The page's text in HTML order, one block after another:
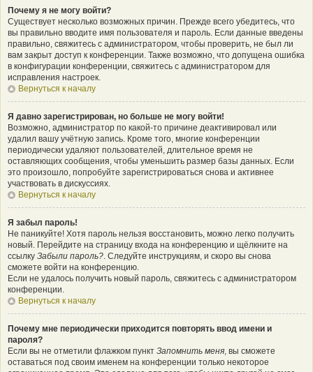
Почему я не могу войти?
Существует несколько возможных причин. Прежде всего убедитесь, что
вы правильно вводите имя пользователя и пароль. Если данные введены
правильно, свяжитесь с администратором, чтобы проверить, не был ли
вам закрыт доступ к конференции. Также возможно, что допущена ошибка
в конфигурации конференции, свяжитесь с администратором для
исправления настроек.
Вернуться к началу
Я давно зарегистрирован, но больше не могу войти!
Возможно, администратор по какой-то причине деактивировал или
удалил вашу учётную запись. Кроме того, многие конференции
периодически удаляют пользователей, длительное время не
оставляющих сообщения, чтобы уменьшить размер базы данных. Если
это произошло, попробуйте зарегистрироваться снова и активнее
участвовать в дискуссиях.
Вернуться к началу
Я забыл пароль!
Не паникуйте! Хотя пароль нельзя восстановить, можно легко получить
новый. Перейдите на страницу входа на конференцию и щёлкните на
ссылку Забыли пароль?. Следуйте инструкциям, и скоро вы снова
сможете войти на конференцию.
Если не удалось получить новый пароль, свяжитесь с администратором
конференции.
Вернуться к началу
Почему мне периодически приходится повторять ввод имени и
пароля?
Если вы не отметили флажком пункт Запомнить меня, вы сможете
оставаться под своим именем на конференции только некоторое